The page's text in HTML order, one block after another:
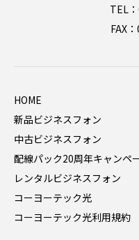
TEL
FAX
HOME
新品ビジネスフォン
中古ビジネスフォン
配線パック20周年キャンペ
レンタルビジネスフォン
コーヨーテック光
コーヨーテック光利用規約